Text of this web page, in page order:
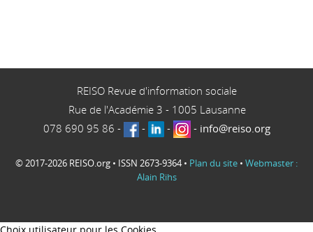
REISO Revue d'information sociale
Rue de l'Académie 3 - 1005 Lausanne
078 690 95 86 - - - - info@reiso.org
© 2017-2026 REISO.org • ISSN 2673-9364 • Plan du site • Webmaster :
Alain Rihs